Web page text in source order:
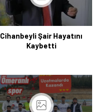
Cihanbeyli Şair Hayatını
Kaybetti